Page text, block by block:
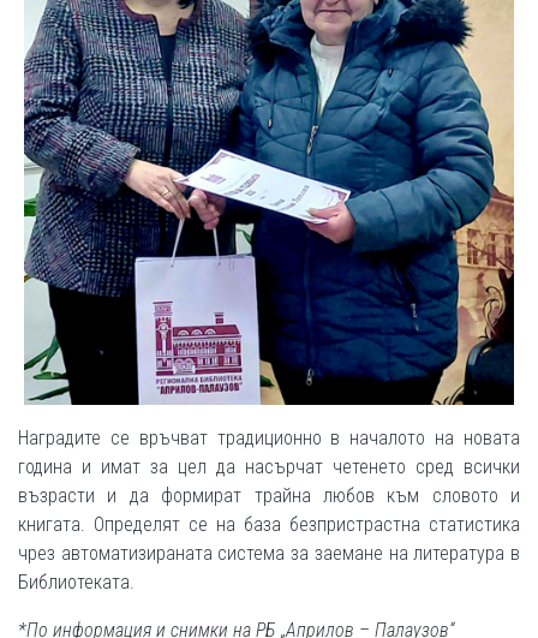
Наградите се връчват традиционно в началото на новата
година и имат за цел да насърчат четенето сред всички
възрасти и да формират трайна любов към словото и
книгата. Определят се на база безпристрастна статистика
чрез автоматизираната система за заемане на литература в
Библиотеката.
*По информация и снимки на РБ „Априлов – Палаузов“